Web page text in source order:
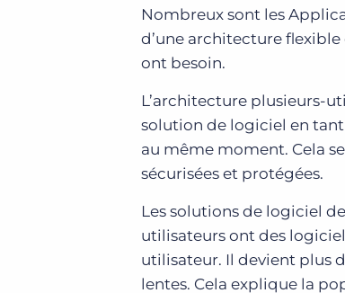
Nombreux sont les
d’une architecture
ont besoin.
L’architecture plusieurs-
solution de logiciel en tant
au même moment. Cela
sécurisées et protégées.
Les solutions de logiciel
utilisateurs ont des
utilisateur. Il devient plus
lentes. Cela explique la